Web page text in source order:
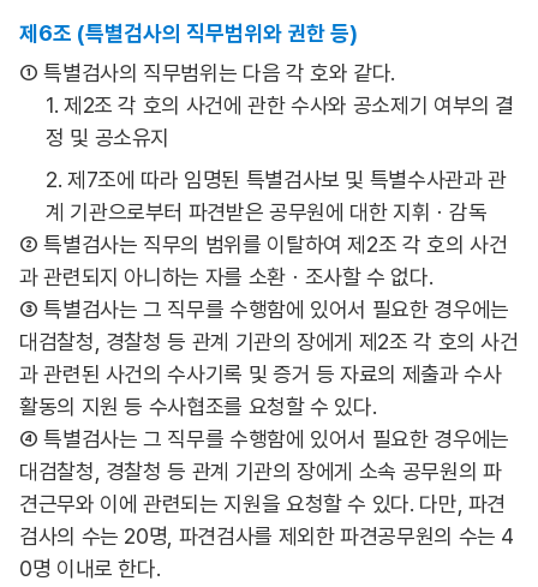
제6조 (특별검사의 직무범위와 권한 등)
① 특별검사의 직무범위는 다음 각 호와 같다.
1. 제2조 각 호의 사건에 관한 수사와 공소제기 여부의 결
정 및 공소유지
2. 제7조에 따라 임명된 특별검사보 및 특별수사관과 관
계 기관으로부터 파견받은 공무원에 대한 지휘ㆍ감독
② 특별검사는 직무의 범위를 이탈하여 제2조 각 호의 사건
과 관련되지 아니하는 자를 소환ㆍ조사할 수 없다.
③ 특별검사는 그 직무를 수행함에 있어서 필요한 경우에는
대검찰청, 경찰청 등 관계 기관의 장에게 제2조 각 호의 사건
과 관련된 사건의 수사기록 및 증거 등 자료의 제출과 수사
활동의 지원 등 수사협조를 요청할 수 있다.
④ 특별검사는 그 직무를 수행함에 있어서 필요한 경우에는
대검찰청, 경찰청 등 관계 기관의 장에게 소속 공무원의 파
견근무와 이에 관련되는 지원을 요청할 수 있다. 다만, 파견
검사의 수는 20명, 파견검사를 제외한 파견공무원의 수는 4
0명 이내로 한다.